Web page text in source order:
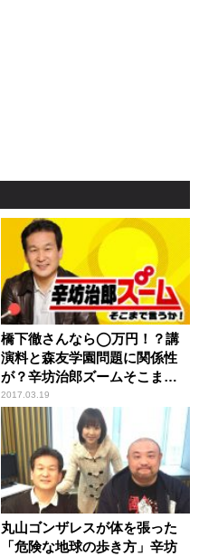
橋下徹さんなら◯万円！？講
演料と森友学園問題に関係性
が？辛坊治郎ズームそこまで
言うか！
2017.03.19
丸山ゴンザレスが体を張った
「危険な地球の歩き方」辛坊